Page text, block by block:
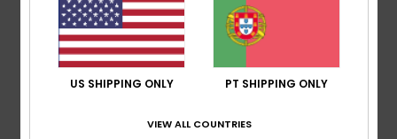
Mostrar original - Castelhano
Conforto: 5/5 Relação qualidade/preço: 5
Demasiado grandeMaterial Cor: 5/5
Eu recomendo este produto
5/5
US SHIPPING ONLY PT SHIPPING ONLY
VIEW ALL COUNTRIES